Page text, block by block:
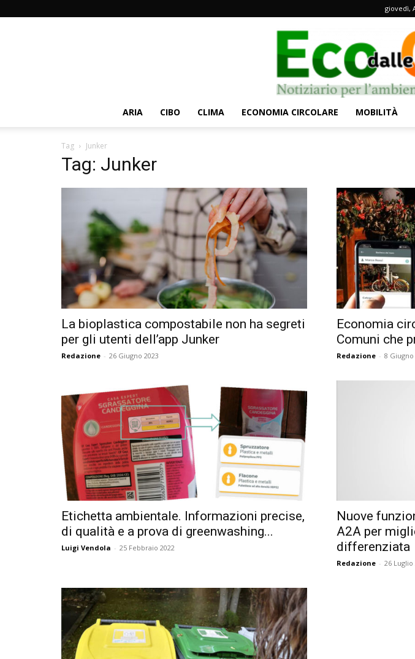
giovedì,
ARIA CIBO CLIMA ECONOMIA CIRCOLARE MOBILITÀ
Tag Junker
Tag: Junker
La bioplastica compostabile non ha segreti
per gli utenti dell’app Junker
Redazione - 26 Giugno 2023
Economia
Comuni che
Redazione - 8 Giugno
Etichetta ambientale. Informazioni precise,
di qualità e a prova di greenwashing...
Luigi Vendola - 25 Febbraio 2022
Nuove
A2A per
differenziata
Redazione - 26 Luglio